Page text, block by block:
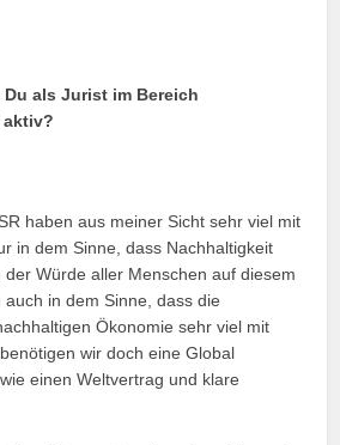
Du als Jurist im Bereich
aktiv?
haben aus meiner Sicht sehr viel mit
in dem Sinne, dass Nachhaltigkeit
Würde aller Menschen auf diesem
in dem Sinne, dass die
Ökonomie sehr viel mit
wir doch eine Global
einen Weltvertrag und klare